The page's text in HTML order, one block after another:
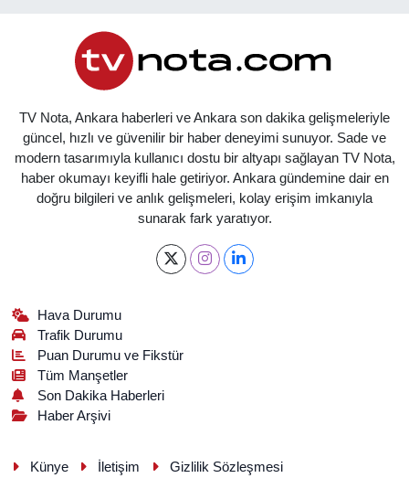
TV Nota, Ankara haberleri ve Ankara son dakika gelişmeleriyle
güncel, hızlı ve güvenilir bir haber deneyimi sunuyor. Sade ve
modern tasarımıyla kullanıcı dostu bir altyapı sağlayan TV Nota,
haber okumayı keyifli hale getiriyor. Ankara gündemine dair en
doğru bilgileri ve anlık gelişmeleri, kolay erişim imkanıyla
sunarak fark yaratıyor.
Hava Durumu
Trafik Durumu
Puan Durumu ve Fikstür
Tüm Manşetler
Son Dakika Haberleri
Haber Arşivi
Künye İletişim Gizlilik Sözleşmesi